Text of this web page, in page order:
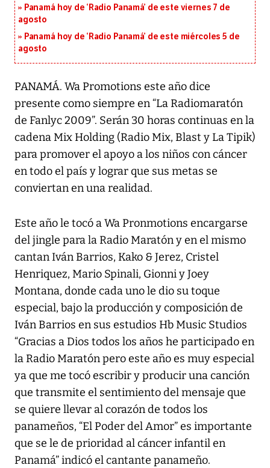
Panamá hoy de ‘Radio Panamá’ de este viernes 7 de
agosto
Panamá hoy de ‘Radio Panamá’ de este miércoles 5 de
agosto
PANAMÁ. Wa Promotions este año dice
presente como siempre en “La Radiomaratón
de Fanlyc 2009”. Serán 30 horas continuas en la
cadena Mix Holding (Radio Mix, Blast y La Tipik)
para promover el apoyo a los niños con cáncer
en todo el país y lograr que sus metas se
conviertan en una realidad.
Este año le tocó a Wa Pronmotions encargarse
del jingle para la Radio Maratón y en el mismo
cantan Iván Barrios, Kako & Jerez, Cristel
Henriquez, Mario Spinali, Gionni y Joey
Montana, donde cada uno le dio su toque
especial, bajo la producción y composición de
Iván Barrios en sus estudios Hb Music Studios
“Gracias a Dios todos los años he participado en
la Radio Maratón pero este año es muy especial
ya que me tocó escribir y producir una canción
que transmite el sentimiento del mensaje que
se quiere llevar al corazón de todos los
panameños, “El Poder del Amor” es importante
que se le de prioridad al cáncer infantil en
Panamá” indicó el cantante panameño.